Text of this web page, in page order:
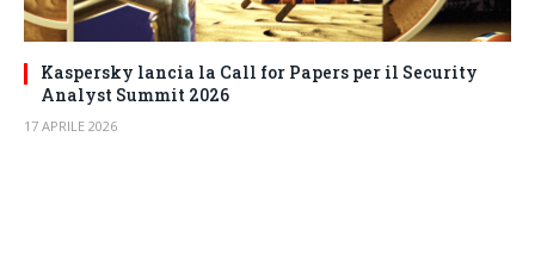
Kaspersky lancia la Call for Papers per il Security
Analyst Summit 2026
17 APRILE 2026